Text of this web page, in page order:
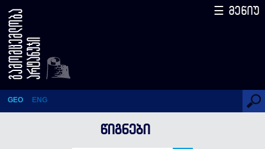
პირადი ჩანაწერები
GEO ENG
☰ მენიუ
ᲬᲘᲒᲜᲔᲑᲘ